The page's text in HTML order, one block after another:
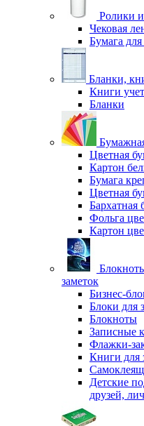
Ролики
Чековая
Бумага для
Бланки,
Книги
Бланки
Цветная
Картон
Бумага
Цветная
Бархатная
Фольга
Картон
заметок
Бизнес-
Блоки для
Блокноты
Записные
Флажки-
Книги для
Детские
друзей,